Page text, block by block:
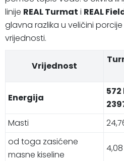
linije REAL Turmat i REAL
glavna razlika u veličini
vrijednosti.
Vrijednost
Energija
Masti
od toga zasićene
masne kiseline